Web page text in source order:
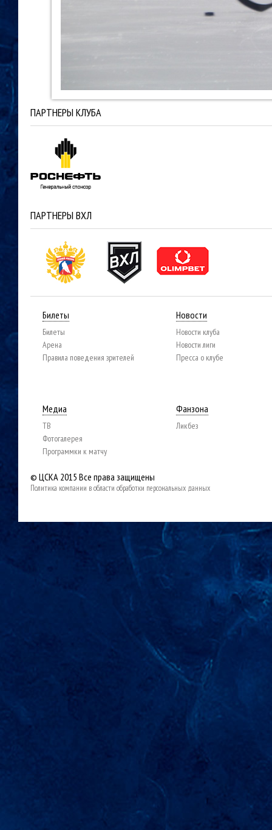
ПАРТНЕРЫ КЛУБА
ПАРТНЕРЫ ВХЛ
Билеты
Билеты
Арена
Правила поведения зрителей
Новости
Новости клуба
Новости лиги
Пресса о клубе
Медиа
ТВ
Фотогалерея
Программки к матчу
Фанзона
Ликбез
© ЦСКА 2015 Все права защищены
Политика компании в области обработки персональных данных